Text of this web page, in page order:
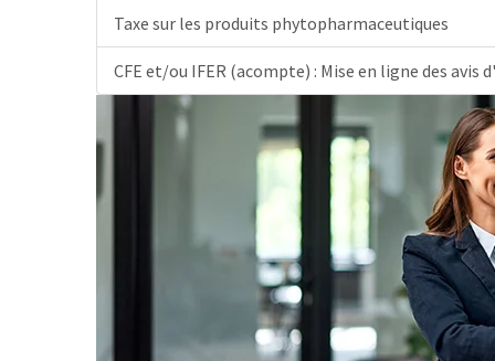
Taxe sur les produits phytopharmaceutiques
CFE et/ou IFER (acompte) : Mise en ligne des avis